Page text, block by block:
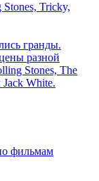
Tricky,
гранды.
разной
Stones, The
White.
фильмам